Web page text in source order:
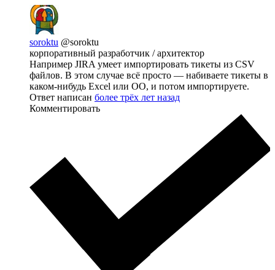
soroktu @soroktu
корпоративный разработчик / архитектор
Например JIRA умеет импортировать тикеты из CSV
файлов. В этом случае всё просто — набиваете тикеты в
каком-нибудь Excel или OO, и потом импортируете.
Ответ написан более трёх лет назад
Комментировать